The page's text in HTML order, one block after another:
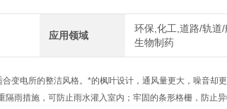
应用领域
环保,化工,道路/轨道
生物制药
变电所的整洁风格。*的枫叶设计，通风量更大，噪音却
雨措施，可防止雨水灌入室内；牢固的条形格栅，防止